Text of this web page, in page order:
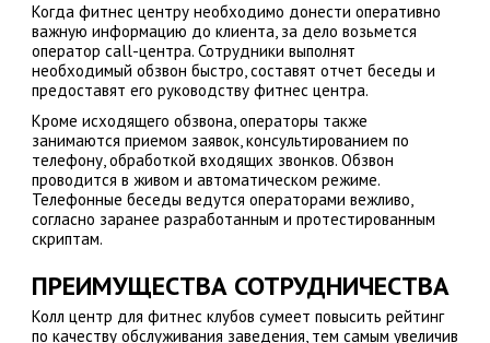
Когда фитнес центру необходимо донести оперативно
важную информацию до клиента, за дело возьмется
оператор call-центра. Сотрудники выполнят
необходимый обзвон быстро, составят отчет беседы и
предоставят его руководству фитнес центра.
Кроме исходящего обзвона, операторы также
занимаются приемом заявок, консультированием по
телефону, обработкой входящих звонков. Обзвон
проводится в живом и автоматическом режиме.
Телефонные беседы ведутся операторами вежливо,
согласно заранее разработанным и протестированным
скриптам.
ПРЕИМУЩЕСТВА СОТРУДНИЧЕСТВА
Колл центр для фитнес клубов сумеет повысить рейтинг
по качеству обслуживания заведения, тем самым увеличив